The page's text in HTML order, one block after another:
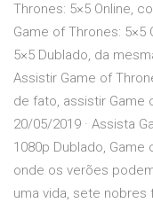
Thrones: 5×5 Online,
Game of Thrones: 5×5
5×5 Dublado, da
Assistir Game of
de fato, assistir Game
20/05/2019 · Assista
1080p Dublado,
onde os verões
uma vida, sete